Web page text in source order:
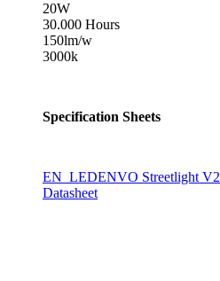
20W
30.000 Hours
150lm/w
3000k
Specification Sheets
EN_LEDENVO Streetlight V2
Datasheet